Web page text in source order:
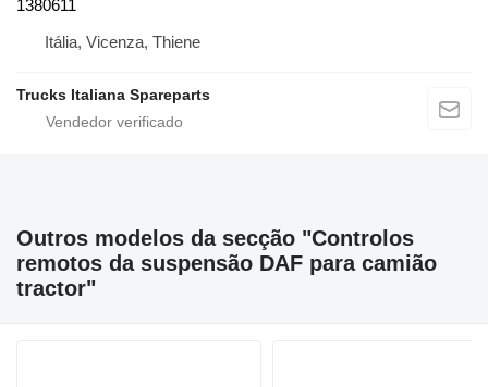
1380611
Itália, Vicenza, Thiene
Trucks Italiana Spareparts
Outros modelos da secção "Controlos
remotos da suspensão DAF para camião
tractor"